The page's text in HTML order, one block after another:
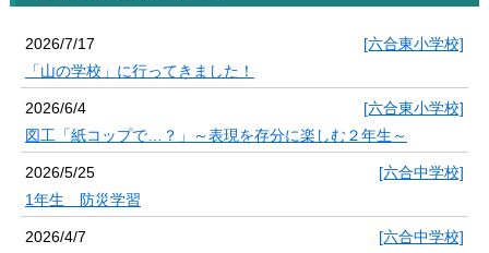
2026/7/17
[六合東小学校]
「山の学校」に行ってきました！
2026/6/4
[六合東小学校]
図工「紙コップで…？」～表現を存分に楽しむ２年生～
2026/5/25
[六合中学校]
1年生 防災学習
2026/4/7
[六合中学校]